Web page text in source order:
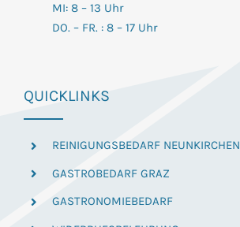
MI: 8 – 13 Uhr
DO. – FR. : 8 – 17 Uhr
QUICKLINKS
REINIGUNGSBEDARF NEUNKIRCHEN
GASTROBEDARF GRAZ
GASTRONOMIEBEDARF